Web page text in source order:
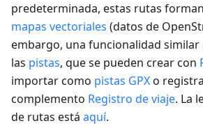
predeterminada, estas rutas
mapas vectoriales (datos de
embargo, una funcionalidad
las pistas, que se pueden crear con
importar como pistas GPXo
complemento Registro de viaje. La
de rutas está aquí.